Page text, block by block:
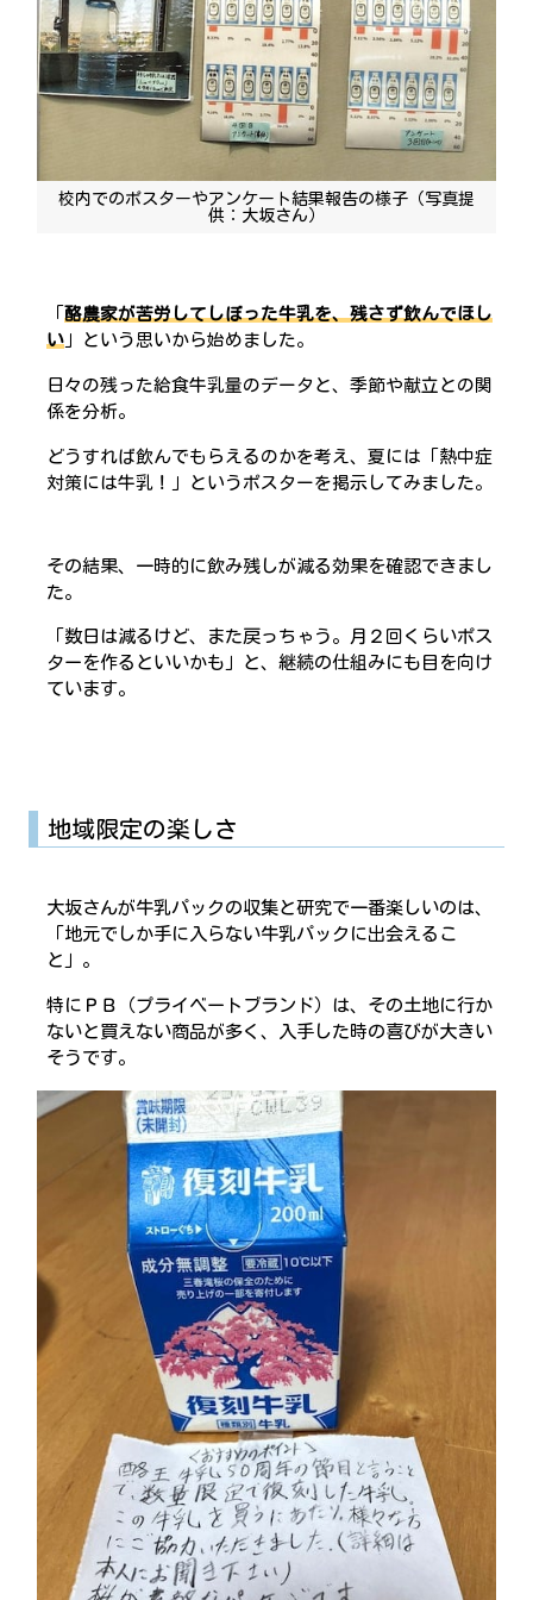
校内でのポスターやアンケート結果報告の様子（写真提
供：大坂さん）
「酪農家が苦労してしぼった牛乳を、残さず飲んでほし
い 」という思いから始めました。
日々の残った給食牛乳量のデータと、季節や献立との関
係を分析。
どうすれば飲んでもらえるのかを考え、夏には「熱中症
対策には牛乳！」というポスターを掲示してみました。
その結果、一時的に飲み残しが減る効果を確認できまし
た。
「数日は減るけど、また戻っちゃう。月２回くらいポス
ターを作るといいかも」と、継続の仕組みにも目を向け
ています。
地域限定の楽しさ
大坂さんが牛乳パックの収集と研究で一番楽しいのは、
「地元でしか手に入らない牛乳パックに出会えるこ
と」。
特にＰＢ（プライベートブランド）は、その土地に行か
ないと買えない商品が多く、入手した時の喜びが大きい
そうです。